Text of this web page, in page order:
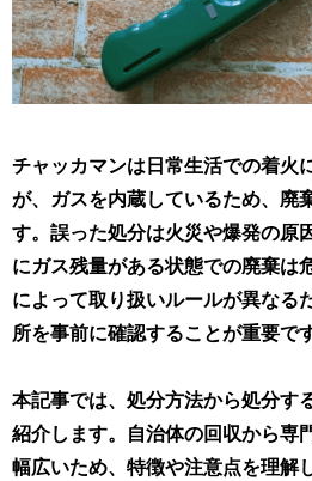
チャッカマンは日常生活での着火
が、ガスを内蔵しているため、廃
す。誤った処分は火災や爆発の原
にガス残量がある状態での廃棄は
によって取り扱いルールが異なる
所を事前に確認することが重要です
本記事では、処分方法から処分す
紹介します。自治体の回収から専
幅広いため、特徴や注意点を理解